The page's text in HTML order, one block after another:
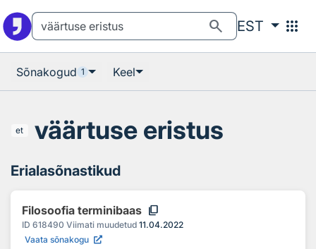
search EST apps
Sõnakogud 1 Keel
et väärtuse eristus
Erialasõnastikud
Filosoofia terminibaas content_copy
ID 618490 Viimati muudetud 11.04.2022
Vaata sõnakogu